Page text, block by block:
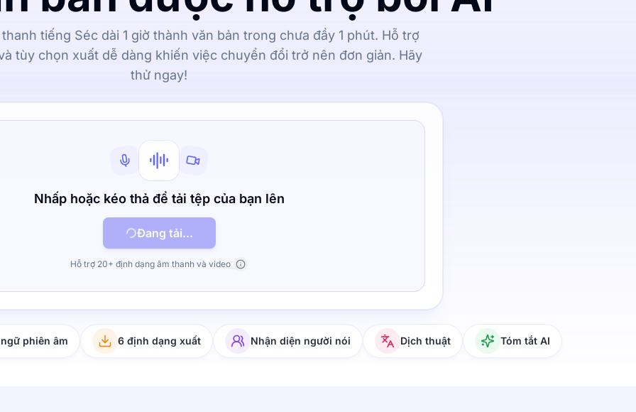
tiếng Séc dài 1 giờ thành văn bản trong chưa đầy 1 phút. Hỗ trợ
tùy chọn xuất dễ dàng khiến việc chuyển đổi trở nên đơn giản. Hãy
thử ngay!
Nhấp hoặc kéo thả để tải tệp của bạn lên
Đang tải...
Hỗ trợ 20+ định dạng âm thanh và video
phiên âm 6 định dạng xuất Nhận diện người nói Dịch thuật Tóm tắt AI